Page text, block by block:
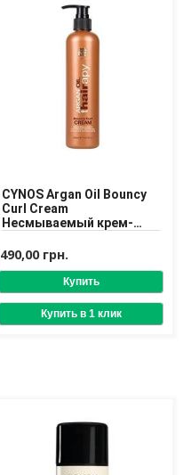
CYNOS Argan Oil Bouncy
Curl Cream
Несмываемый крем-
вьющихся волос
490,00 грн.